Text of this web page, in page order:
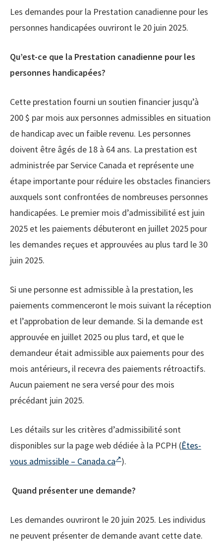
Les demandes pour la Prestation canadienne pour les
personnes handicapées ouvriront le 20 juin 2025.
Qu’est-ce que la Prestation canadienne pour les
personnes handicapées?
Cette prestation fourni un soutien financier jusqu’à
200 $ par mois aux personnes admissibles en situation
de handicap avec un faible revenu. Les personnes
doivent être âgés de 18 à 64 ans. La prestation est
administrée par Service Canada et représente une
étape importante pour réduire les obstacles financiers
auxquels sont confrontées de nombreuses personnes
handicapées. Le premier mois d’admissibilité est juin
2025 et les paiements débuteront en juillet 2025 pour
les demandes reçues et approuvées au plus tard le 30
juin 2025.
Si une personne est admissible à la prestation, les
paiements commenceront le mois suivant la réception
et l’approbation de leur demande. Si la demande est
approuvée en juillet 2025 ou plus tard, et que le
demandeur était admissible aux paiements pour des
mois antérieurs, il recevra des paiements rétroactifs.
Aucun paiement ne sera versé pour des mois
précédant juin 2025.
Les détails sur les critères d’admissibilité sont
disponibles sur la page web dédiée à la PCPH (Êtes-
vous admissible – Canada.ca
).
Quand présenter une demande?
Les demandes ouvriront le 20 juin 2025. Les individus
ne peuvent présenter de demande avant cette date.